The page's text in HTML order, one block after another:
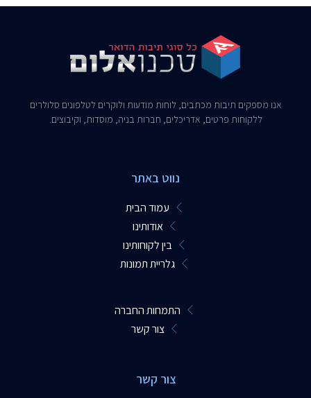
אנו מספקים תיבות מכתבים, לוחות מודעות ולוקרים לטלפונים סלולרים
ללקוחות פרטים, אדריכלים, חברות בניה, מוסדות, וקיבוצים.​
נווט באתר
עמוד הבית
אודותינו
בין לקוחותינו
גלריית תמונות
התמחות החברה
צור קשר
צור קשר